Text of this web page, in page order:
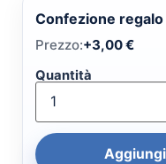
Confezione regalo
Prezzo:+3,00€
Quantità